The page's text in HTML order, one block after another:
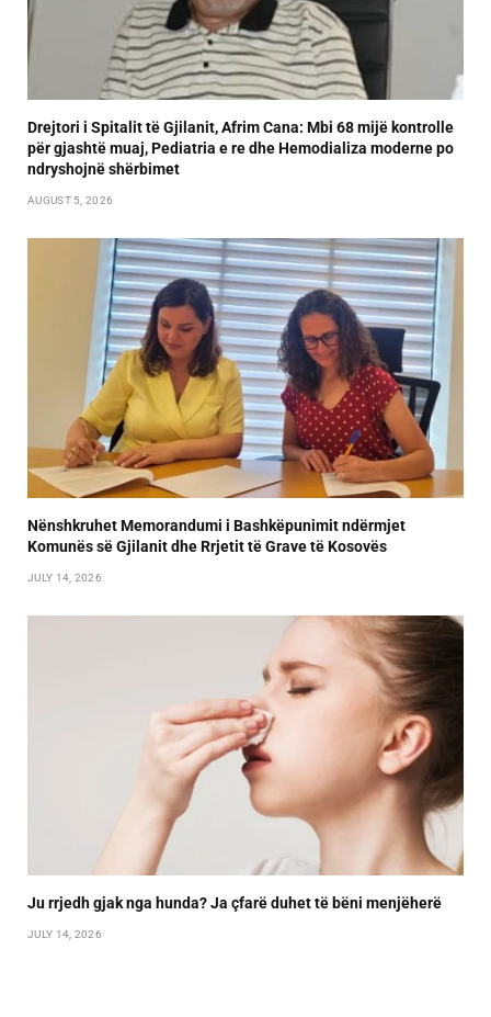
Drejtori i Spitalit të Gjilanit, Afrim Cana: Mbi 68 mijë kontrolle
për gjashtë muaj, Pediatria e re dhe Hemodializa moderne po
ndryshojnë shërbimet
AUGUST 5, 2026
Nënshkruhet Memorandumi i Bashkëpunimit ndërmjet
Komunës së Gjilanit dhe Rrjetit të Grave të Kosovës
JULY 14, 2026
Ju rrjedh gjak nga hunda? Ja çfarë duhet të bëni menjëherë
JULY 14, 2026